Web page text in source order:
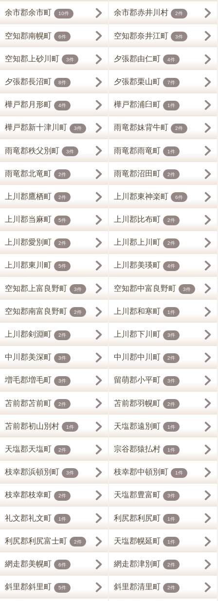
余市郡余市町 10件 余市郡赤井川村 2件
空知郡南幌町 6件 空知郡奈井江町 3件
空知郡上砂川町 3件 夕張郡由仁町 4件
夕張郡長沼町 8件 夕張郡栗山町 7件
樺戸郡月形町 4件 樺戸郡浦臼町 1件
樺戸郡新十津川町 3件 雨竜郡妹背牛町 2件
雨竜郡秩父別町 3件 雨竜郡雨竜町 1件
雨竜郡北竜町 2件 雨竜郡沼田町 2件
上川郡鷹栖町 2件 上川郡東神楽町 6件
上川郡当麻町 5件 上川郡比布町 2件
上川郡愛別町 2件 上川郡上川町 2件
上川郡東川町 5件 上川郡美瑛町 4件
空知郡上富良野町 3件 空知郡中富良野町 3件
空知郡南富良野町 2件 上川郡和寒町 1件
上川郡剣淵町 2件 上川郡下川町 3件
中川郡美深町 3件 中川郡中川町 2件
増毛郡増毛町 3件 留萌郡小平町 3件
苫前郡苫前町 2件 苫前郡羽幌町 2件
苫前郡初山別村 1件 天塩郡遠別町 1件
天塩郡天塩町 2件 宗谷郡猿払村 1件
枝幸郡浜頓別町 3件 枝幸郡中頓別町 1件
枝幸郡枝幸町 2件 天塩郡豊富町 3件
礼文郡礼文町 1件 利尻郡利尻町 1件
利尻郡利尻富士町 2件 天塩郡幌延町 1件
網走郡美幌町 6件 網走郡津別町 2件
斜里郡斜里町 5件 斜里郡清里町 2件